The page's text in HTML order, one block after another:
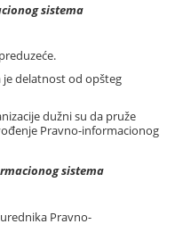
sistema
delatnost od opšteg
dužni su da pruže
Pravno-informacionog
sistema
Pravno-